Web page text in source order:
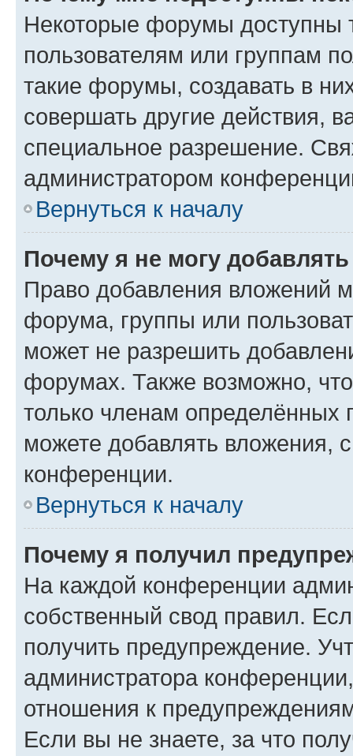
Некоторые форумы доступны
пользователям или группам
такие форумы, создавать в
совершать другие действия,
специальное разрешение.
администратором
Вернуться к началу
Почему я не могу
Право добавления вложений
форума, группы или
может не разрешить
форумах. Также возможно,
только членам определённых
можете добавлять вложения,
конференции.
Вернуться к началу
Почему я получил
На каждой конференции
собственный свод правил.
получить предупреждение.
администратора
отношения к
Если вы не знаете, за что